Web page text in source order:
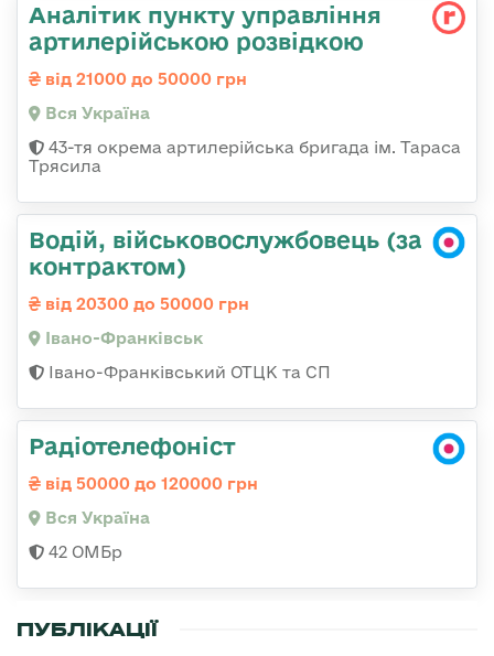
Аналітик пункту управління
артилерійською розвідкою
від 21000 до 50000 грн
Вся Україна
43-тя окрема артилерійська бригада ім. Тараса
Трясила
Водій, військовослужбовець (за
контрактом)
від 20300 до 50000 грн
Івано-Франківськ
Івано-Франківський ОТЦК та СП
Радіотелефоніст
від 50000 до 120000 грн
Вся Україна
42 ОМБр
ПУБЛІКАЦІЇ